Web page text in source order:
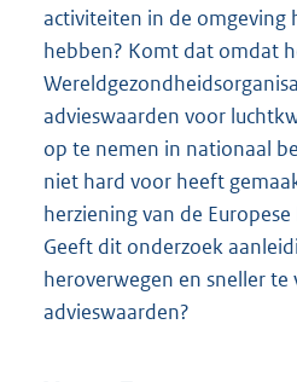
activiteiten in de omgeving
hebben? Komt dat omdat
advieswaarden voor
op te nemen in nationaal
niet hard voor heeft
herziening van de
Geeft dit onderzoek
heroverwegen en sneller
advieswaarden?